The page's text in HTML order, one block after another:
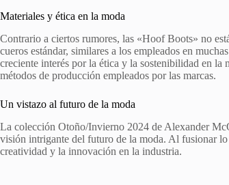
Materiales y ética en la moda
Contrario a ciertos rumores, las «Hoof Boots» no
cueros estándar, similares a los empleados en
creciente interés por la ética y la sostenibilidad en la
métodos de producción empleados por las marcas.
Un vistazo al futuro de la moda
La colección Otoño/Invierno 2024 de Alexander
visión intrigante del futuro de la moda. Al fusionar
creatividad y la innovación en la industria.